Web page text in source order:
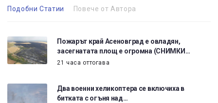
Подобни Статии Повече от Автора
Пожарът край Асеновград е овладян,
засегнатата площ е огромна (СНИМКИ…
21 часа оттогава
Два военни хеликоптера се включиха в
битката с огъня над…